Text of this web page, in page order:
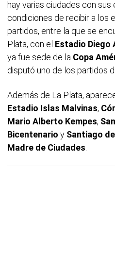
hay varias ciudades con sus
condiciones de recibir a los
partidos, entre la que se
Plata, con el Estadio Diego
ya fue sede de la Copa
disputó uno de los partidos
Además de La Plata,
Estadio Islas Malvinas,
Mario Alberto Kempes,
Bicentenario y Santiago
Madre de Ciudades